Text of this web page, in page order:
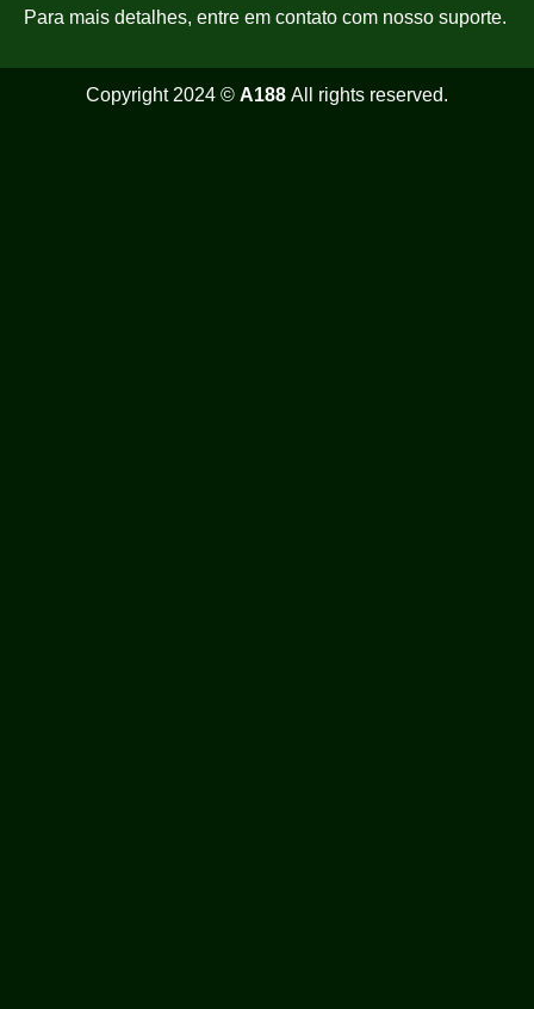
Para mais detalhes, entre em contato com nosso suporte.
Copyright 2024 © A188 All rights reserved.